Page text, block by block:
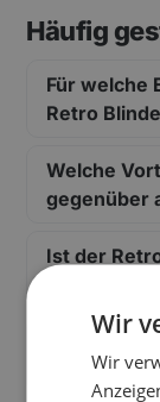
Häufig
Für welche
Retro
Welche
gegenüber
Ist der
Welche
für das
Wir
Wir